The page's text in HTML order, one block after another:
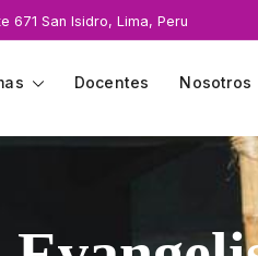
671 San Isidro, Lima, Peru
Docentes Nosotros